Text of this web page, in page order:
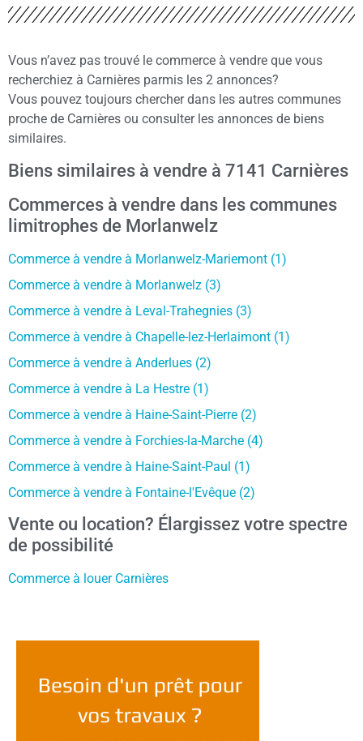
Vous n’avez pas trouvé le commerce à vendre que vous
recherchiez à Carnières parmis les 2 annonces?
Vous pouvez toujours chercher dans les autres communes
proche de Carnières ou consulter les annonces de biens
similaires.
Biens similaires à vendre à 7141 Carnières
Commerces à vendre dans les communes
limitrophes de Morlanwelz
Commerce à vendre à Morlanwelz-Mariemont (1)
Commerce à vendre à Morlanwelz (3)
Commerce à vendre à Leval-Trahegnies (3)
Commerce à vendre à Chapelle-lez-Herlaimont (1)
Commerce à vendre à Anderlues (2)
Commerce à vendre à La Hestre (1)
Commerce à vendre à Haine-Saint-Pierre (2)
Commerce à vendre à Forchies-la-Marche (4)
Commerce à vendre à Haine-Saint-Paul (1)
Commerce à vendre à Fontaine-l'Evêque (2)
Vente ou location? Élargissez votre spectre
de possibilité
Commerce à louer Carnières